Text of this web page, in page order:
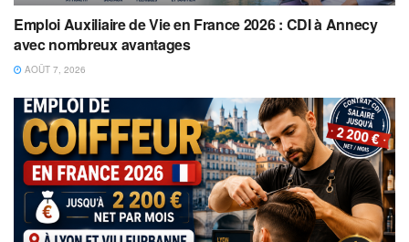
Emploi Auxiliaire de Vie en France 2026 : CDI à Annecy
avec nombreux avantages
AOÛT 7, 2026